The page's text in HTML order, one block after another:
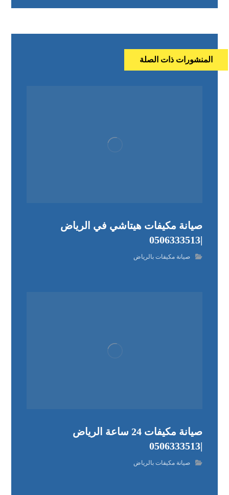
المنشورات ذات الصلة
صيانة مكيفات هيتاشي في الرياض
|0506333513
صيانة مكيفات بالرياض
صيانة مكيفات 24 ساعة الرياض
|0506333513
صيانة مكيفات بالرياض